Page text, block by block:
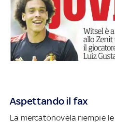
Aspettando il fax
La mercatonovela riempie